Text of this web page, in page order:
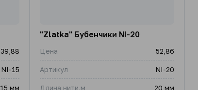
39,88
NI-15
15 мм
"Zlatka" Бубенчики NI-20
Цена 52,86
Артикул NI-20
Длина нити,м 20 мм